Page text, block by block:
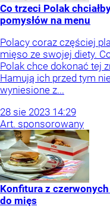
Co trzeci Polak
pomysłów na menu
Polacy coraz częściej
mięso ze swojej diety.
Polak chce dokonać tej
Hamują ich przed tym
wyniesione z...
28 sie 2023 14:29
Art. sponsorowany
Konfitura z
do mięs